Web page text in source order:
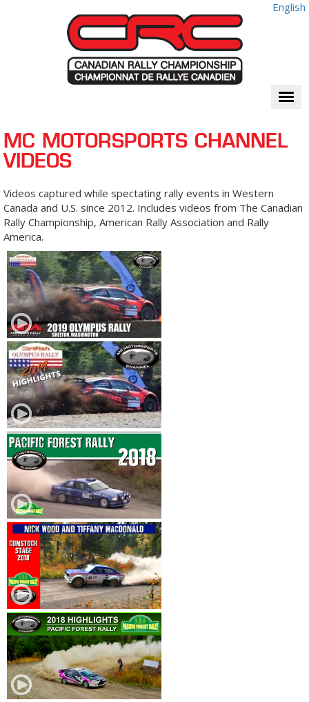
English
MC MOTORSPORTS CHANNEL
VIDEOS
Videos captured while spectating rally events in Western
Canada and U.S. since 2012. Includes videos from The Canadian
Rally Championship, American Rally Association and Rally
America.